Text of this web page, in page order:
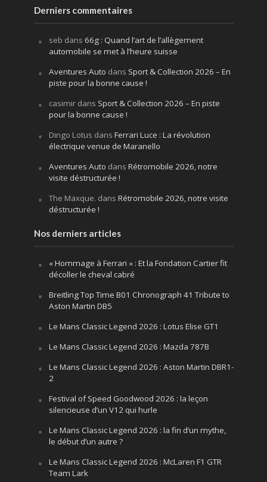
Derniers commentaires
seb dans 66g : Quand l’art de l’allègement
automobile se met à l’heure suisse
Aventures Auto dans Sport & Collection 2026 – En
piste pour la bonne cause !
casimirdans Sport & Collection 2026 – En piste
pour la bonne cause !
Dingo Lotus dans Ferrari Luce : La révolution
électrique venue de Maranello
Aventures Auto dans Rétromobile 2026, notre
visite déstructurée !
The Maxque. dans Rétromobile 2026, notre visite
déstructurée !
Nos derniers articles
« Hommage à Ferrari » : Et la Fondation Cartier fit
décoller le cheval cabré
Breitling Top Time B01 Chronograph 41 Tribute to
Aston Martin DB5
Le Mans Classic Legend 2026 : Lotus Elise GT1
Le Mans Classic Legend 2026 : Mazda 787B
Le Mans Classic Legend 2026 : Aston Martin DBR1-
2
Festival of Speed Goodwood 2026 : la leçon
silencieuse d’un V12 qui hurle
Le Mans Classic Legend 2026 : la fin d’un mythe,
le début d’un autre ?
Le Mans Classic Legend 2026 : McLaren F1 GTR
Team Lark